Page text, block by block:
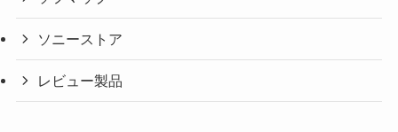
ソニーストア
レビュー製品